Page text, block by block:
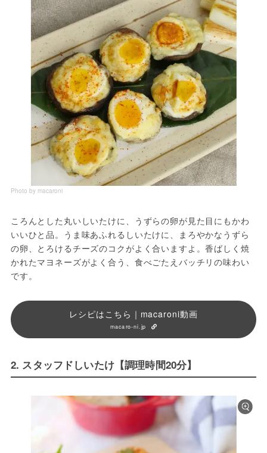
Photo by macaroni
ころんとした丸いしいたけに、うずらの卵が見た目にもかわ
いいひと品。うま味あふれるしいたけに、まろやかなうずら
の卵、とろけるチーズのコクがよく合いますよ。香ばしく焼
かれたマヨネーズがよく合う、食べごたえバッチリの味わい
です。
レシピはこちら｜macaroni動画
macaro-ni.jp
2. スタッフドしいたけ【調理時間20分】